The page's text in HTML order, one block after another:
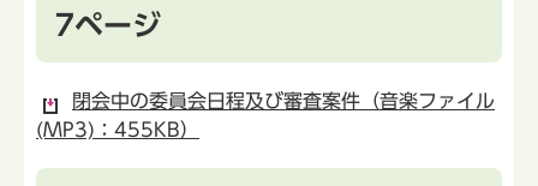
7ページ
閉会中の委員会日程及び審査案件（音楽ファイル
(MP3)：455KB）